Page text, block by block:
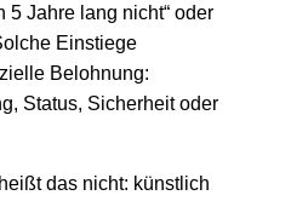
5 Jahre lang nicht“ oder
Einstiege
Belohnung:
Status, Sicherheit oder
das nicht: künstlich